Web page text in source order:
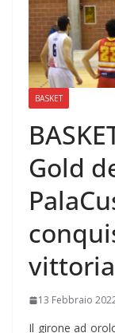
BASKET
Gold
13 Febbraio
Il girone ad